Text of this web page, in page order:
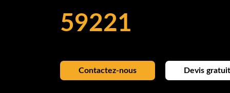
59221
Contactez-nous Devis gratuit